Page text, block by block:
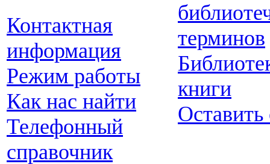
Контактная
информация
Режим работы
Как нас найти
Телефонный
справочник
терминов
книги
Оставить